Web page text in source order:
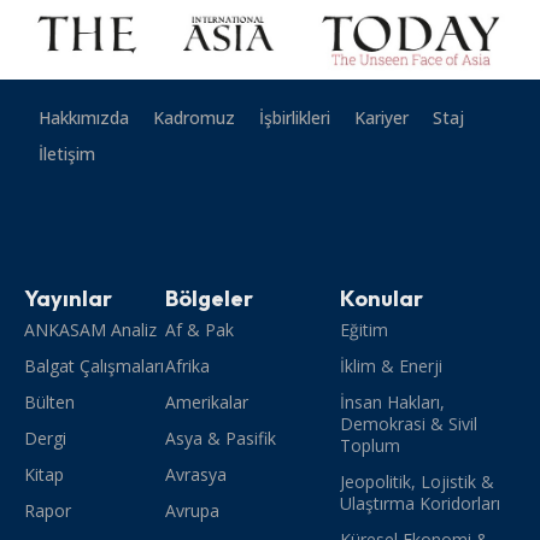
Hakkımızda Kadromuz İşbirlikleri Kariyer
Staj
İletişim
Yayınlar
ANKASAM Analiz
Balgat Çalışmaları
Bülten
Dergi
Kitap
Rapor
Bölgeler
Af & Pak
Afrika
Amerikalar
Asya & Pasifik
Avrasya
Avrupa
Konular
Eğitim
İklim & Enerji
İnsan Hakları,
Demokrasi & Sivil
Toplum
Jeopolitik, Lojistik &
Ulaştırma Koridorları